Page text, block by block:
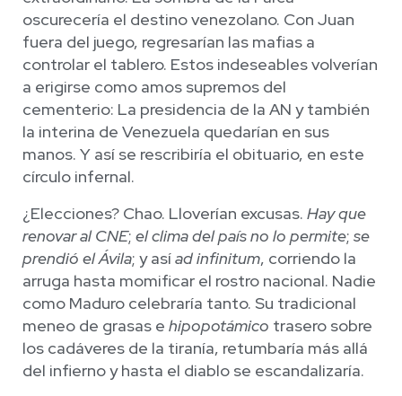
oscurecería el destino venezolano. Con Juan
fuera del juego, regresarían las mafias a
controlar el tablero. Estos indeseables volverían
a erigirse como amos supremos del
cementerio: La presidencia de la AN y también
la interina de Venezuela quedarían en sus
manos. Y así se rescribiría el obituario, en este
círculo infernal.
¿Elecciones? Chao. Lloverían excusas. Hay que
renovar al CNE; el clima del país no lo permite; se
prendió el Ávila; y asíad infinitum, corriendo la
arruga hasta momificar el rostro nacional. Nadie
como Maduro celebraría tanto. Su tradicional
meneo de grasas e hipopotámico trasero sobre
los cadáveres de la tiranía, retumbaría más allá
del infierno y hasta el diablo se escandalizaría.